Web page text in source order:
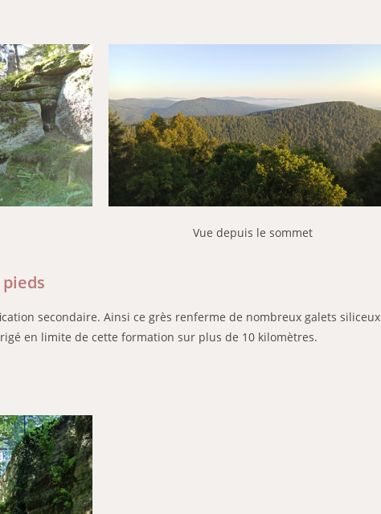
Vue depuis le sommet
secondaire. Ainsi ce grès renferme de nombreux galets siliceux
en limite de cette formation sur plus de 10 kilomètres.